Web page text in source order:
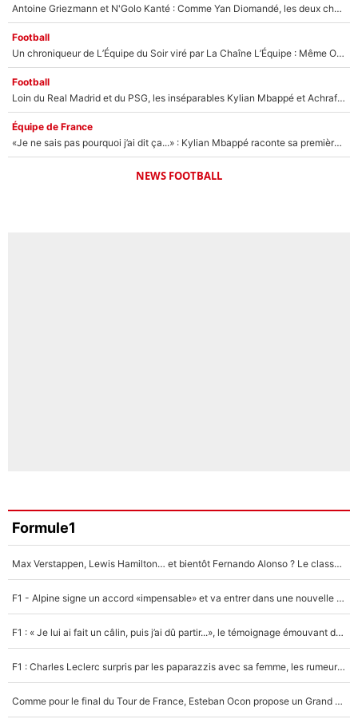
Antoine Griezmann et N'Golo Kanté : Comme Yan Diomandé, les deux champions du monde ont refusé de signer au PSG !
Football
Un chroniqueur de L’Équipe du Soir viré par La Chaîne L’Équipe : Même Olivier Ménard n’avait pas pu empêcher son départ, «je l’ai appris sur Twitter, je l’ai vécu assez mal»
Football
Loin du Real Madrid et du PSG, les inséparables Kylian Mbappé et Achraf Hakimi changent d'équipe le temps d'une journée !
Équipe de France
«Je ne sais pas pourquoi j’ai dit ça...» : Kylian Mbappé raconte sa première rencontre avec Zinédine Zidane (et c’est très drôle)
NEWS FOOTBALL
Formule1
Max Verstappen, Lewis Hamilton… et bientôt Fernando Alonso ? Le classement des pilotes les mieux payés en Formule 1 risque de changer !
F1 - Alpine signe un accord «impensable» et va entrer dans une nouvelle dimension : Grande nouvelle pour Pierre Gasly !
F1 : « Je lui ai fait un câlin, puis j’ai dû partir...», le témoignage émouvant de Max Verstappen sur sa fille
F1 : Charles Leclerc surpris par les paparazzis avec sa femme, les rumeurs étaient vraies !
Comme pour le final du Tour de France, Esteban Ocon propose un Grand Prix de Formule 1 à Paris : «Autour de l’Arc de Triomphe, ce serait génial» !